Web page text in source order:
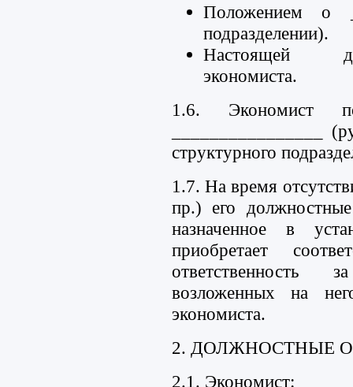
Положением о
подразделении).
Настоящей
экономиста.
1.6. Экономист
________________
структурного
1.7. На время
пр.) его
назначенное в
приобретает
ответственность
возложенных на
экономиста.
2. ДОЛЖНОСТНЫЕ
2.1. Экономист: